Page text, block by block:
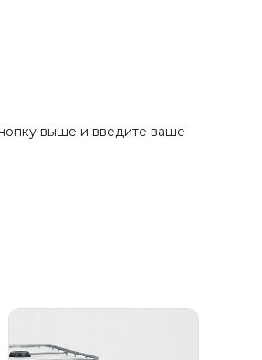
выше и введите ваше